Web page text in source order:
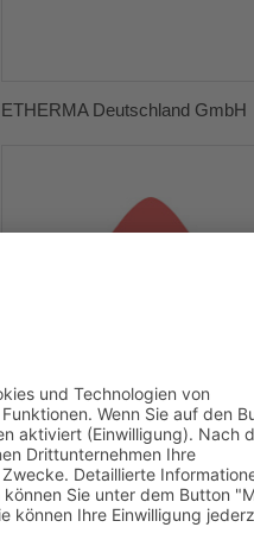
ETHERMA Deutschland GmbH
PYD-Thermosysteme GmbH